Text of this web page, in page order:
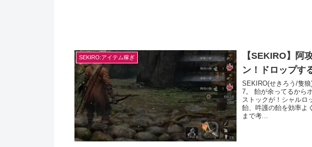
SEKIRO:アイテム稼ぎ
【SEKIRO】阿
ン！ドロップす
SEKIRO(せきろう/隻
7。 飴が余ってるから
ストックが！シャルロ
飴、吽護の飴を効率よ
まで考...